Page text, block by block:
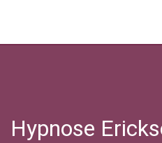
Hypnose